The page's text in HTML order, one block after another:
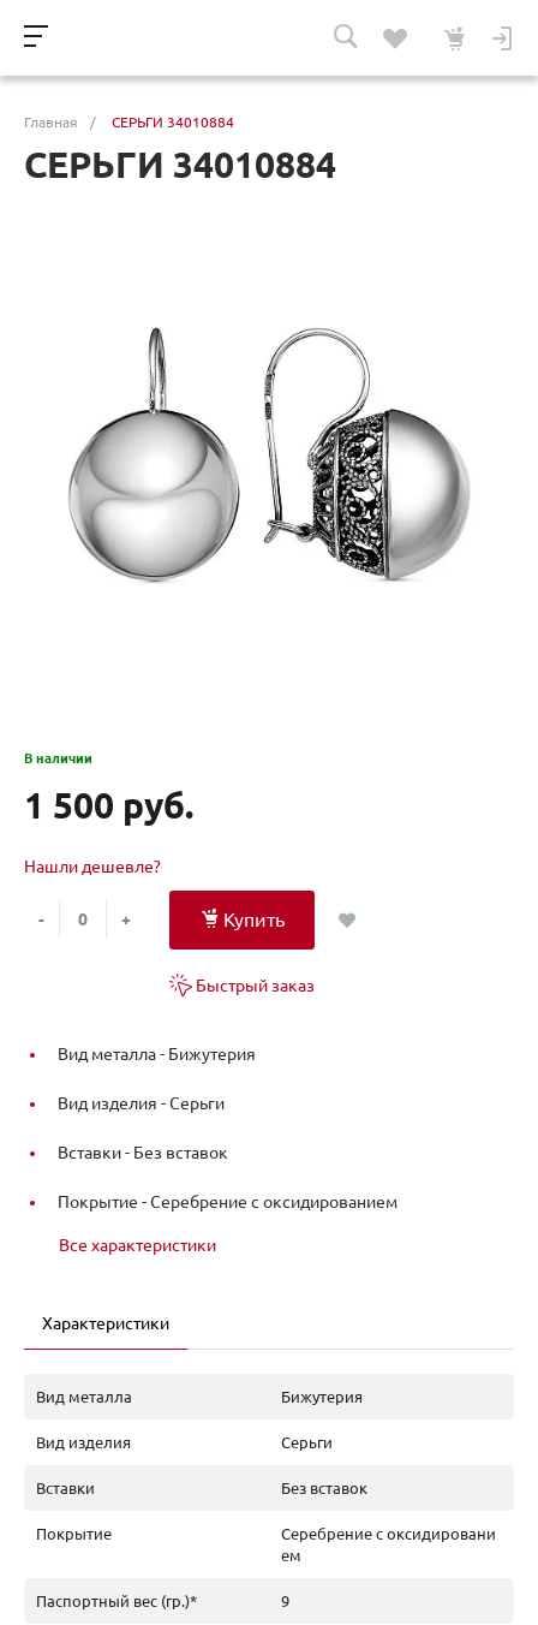
Главная / СЕРЬГИ 34010884
СЕРЬГИ 34010884
В наличии
1 500 руб.
Нашли дешевле?
- + Купить
Быстрый заказ
Вид металла - Бижутерия
Вид изделия -Серьги
Вставки - Без вставок
Покрытие -Серебрение с оксидированием
Все характеристики
Характеристики
Вид металла Бижутерия
Вид изделия Серьги
Вставки Без вставок
Покрытие
Серебрение с оксидировани
ем
Паспортный вес (гр.)* 9